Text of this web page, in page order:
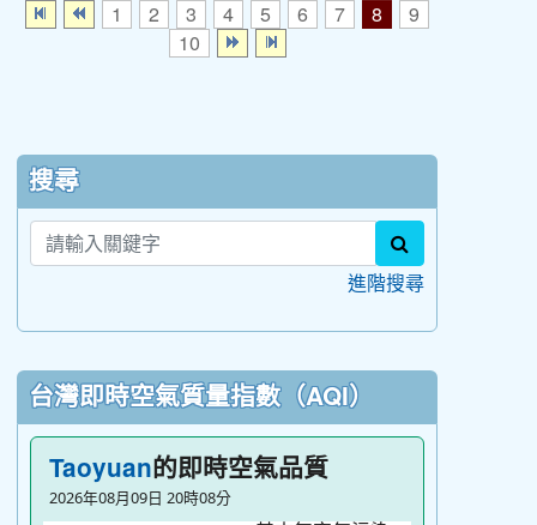
1 2 3 4 5 6 7 8
9
10
搜尋
進階搜尋
台灣即時空氣質量指數（AQI）
Taoyuan的即時空氣品質
2026年08月09日 20時08分